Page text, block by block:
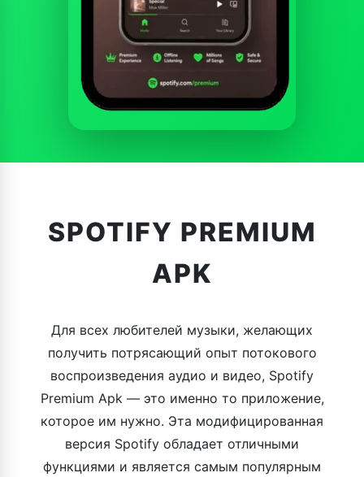
SPOTIFY PREMIUM
APK
Для всех любителей музыки, желающих
получить потрясающий опыт потокового
воспроизведения аудио и видео, Spotify
Premium Apk — это именно то приложение,
которое им нужно. Эта модифицированная
версия Spotify обладает отличными
функциями и является самым популярным